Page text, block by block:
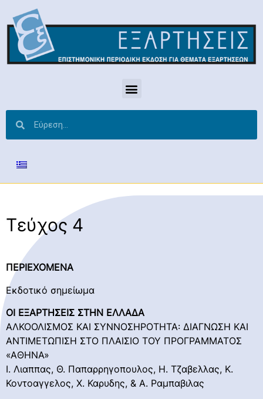
Τεύχος 4
ΠΕΡΙΕΧΟΜΕΝΑ
Εκδοτικό σημείωμα
ΟΙ ΕΞΑΡΤΗΣΕΙΣ ΣΤΗΝ ΕΛΛΑΔΑ
ΑΛΚΟΟΛΙΣΜΟΣ ΚΑΙ ΣΥΝΝΟΣΗΡΟΤΗΤΑ: ΔΙΑΓΝΩΣΗ ΚΑΙ
ΑΝΤΙΜΕΤΩΠΙΣΗ ΣΤΟ ΠΛΑΙΣΙΟ ΤΟΥ ΠΡΟΓΡΑΜΜΑΤΟΣ
«ΑΘΗΝΑ»
Ι. Λιαππας, Θ. Παπαρρηγοπουλος, Η. Τζαβελλας, Κ.
Κοντοαγγελος, Χ. Καρυδης, & Α. Ραμπαβιλας